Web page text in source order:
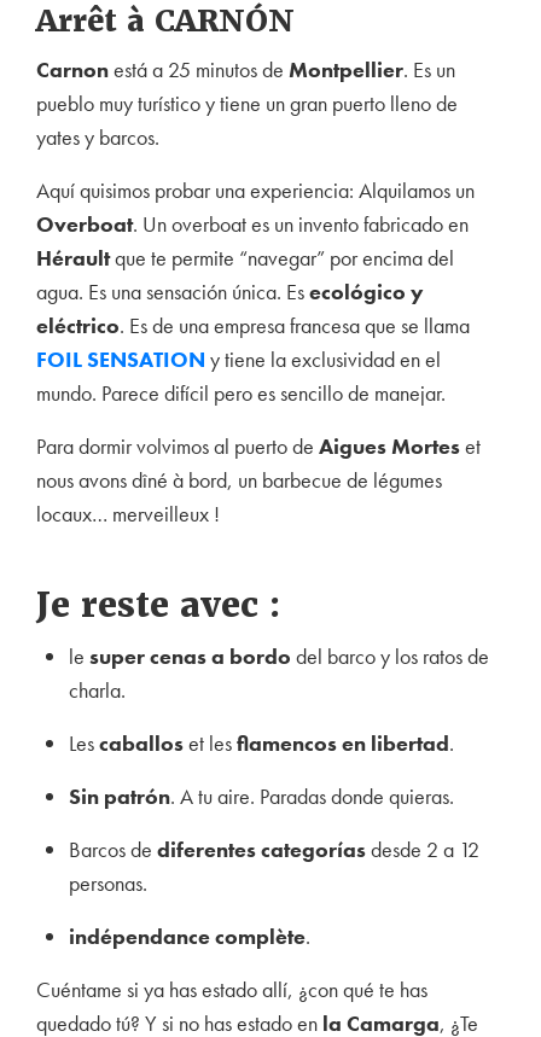
Arrêt à CARNÓN
Carnonestá a 25 minutos de Montpellier. Es un
pueblo muy turístico y tiene un gran puerto lleno de
yates y barcos.
Aquí quisimos probar una experiencia: Alquilamos un
Overboat. Un overboat es un invento fabricado en
Héraultque te permite “navegar” por encima del
agua. Es una sensación única. Esecológico y
eléctrico. Es de una empresa francesa que se llama
FOIL SENSATION y tiene la exclusividad en el
mundo. Parece difícil pero es sencillo de manejar.
Para dormir volvimos al puerto de Aigues Morteset
nous avons dîné à bord, un barbecue de légumes
locaux… merveilleux !
Je reste avec :
le super cenas a bordo del barco y los ratos de
charla.
Lescaballoset lesflamencos en libertad.
Sin patrón. A tu aire. Paradas donde quieras.
Barcos de diferentes categoríasdesde 2 a 12
personas.
indépendance complète.
Cuéntame si ya has estado allí, ¿con qué te has
quedado tú? Y si no has estado en la Camarga, ¿Te